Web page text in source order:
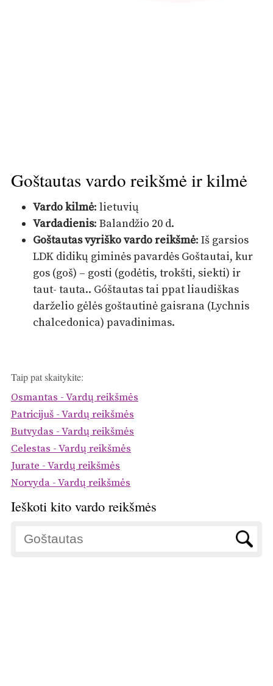
Goštautas vardo reikšmė ir kilmė
Vardo kilmė: lietuvių
Vardadienis: Balandžio 20 d.
Goštautas vyriško vardo reikšmė: Iš garsios
LDK didikų giminės pavardės Goštautai, kur
gos (goš) – gosti (godėtis, trokšti, siekti) ir
taut- tauta.. Góštautas tai ppat liaudiškas
darželio gėlės goštautinė gaisrana (Lychnis
chalcedonica) pavadinimas.
Taip pat skaitykite:
Osmantas - Vardų reikšmės
Patricijuš - Vardų reikšmės
Butvydas - Vardų reikšmės
Celestas - Vardų reikšmės
Jurate - Vardų reikšmės
Norvyda - Vardų reikšmės
Ieškoti kito vardo reikšmės